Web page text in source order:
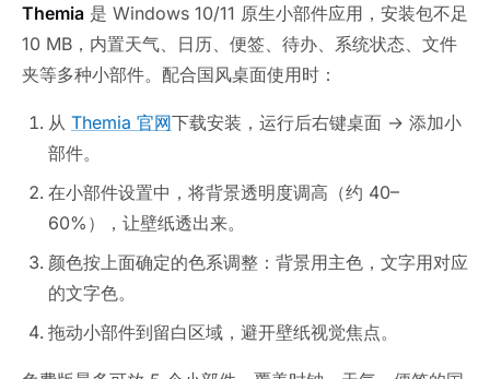
Themia 是 Windows 10/11 原生小部件应用，安装包不足
10 MB，内置天气、日历、便签、待办、系统状态、文件
夹等多种小部件。配合国风桌面使用时：
从 Themia 官网下载安装，运行后右键桌面 → 添加小
部件。
在小部件设置中，将背景透明度调高（约 40–
60%），让壁纸透出来。
颜色按上面确定的色系调整：背景用主色，文字用对应
的文字色。
拖动小部件到留白区域，避开壁纸视觉焦点。